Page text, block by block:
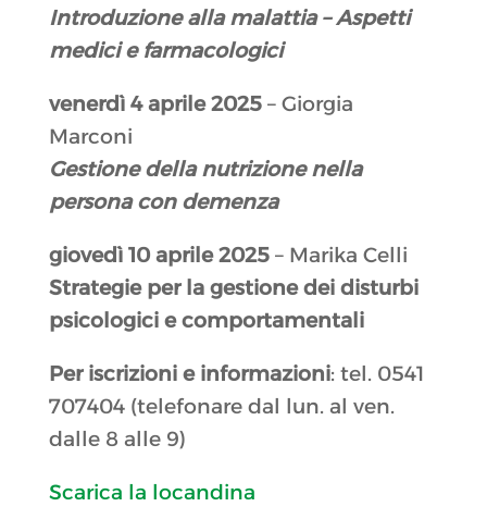
Introduzione alla malattia – Aspetti
medici e farmacologici
venerdì 4 aprile 2025– Giorgia
Marconi
Gestione della nutrizione nella
persona con demenza
giovedì 10 aprile 2025– Marika Celli
Strategie per la gestione dei disturbi
psicologici e comportamentali
Per iscrizioni e informazioni: tel. 0541
707404 (telefonare dal lun. al ven.
dalle 8 alle 9)
Scarica la locandina